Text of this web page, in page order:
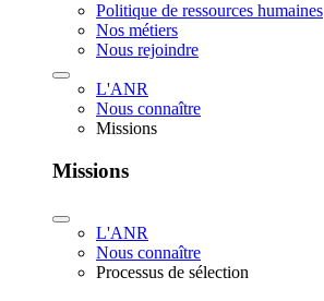
Politique de ressources humaines
Nos métiers
Nous rejoindre
L'ANR
Nous connaître
Missions
Missions
L'ANR
Nous connaître
Processus de sélection